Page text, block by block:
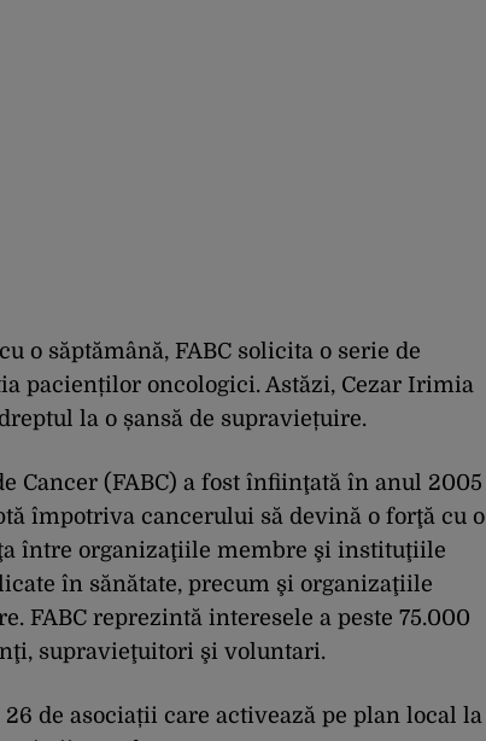
o săptămână, FABC solicita o serie de
pacienților oncologici. Astăzi, Cezar Irimia
la o șansă de supraviețuire.
Cancer (FABC) a fost înfiinţată în anul 2005
împotriva cancerului să devină o forţă cu o
între organizaţiile membre şi instituţiile
în sănătate, precum şi organizaţiile
FABC reprezintă interesele a peste 75.000
supravieţuitori şi voluntari.
de asociații care activează pe plan local la